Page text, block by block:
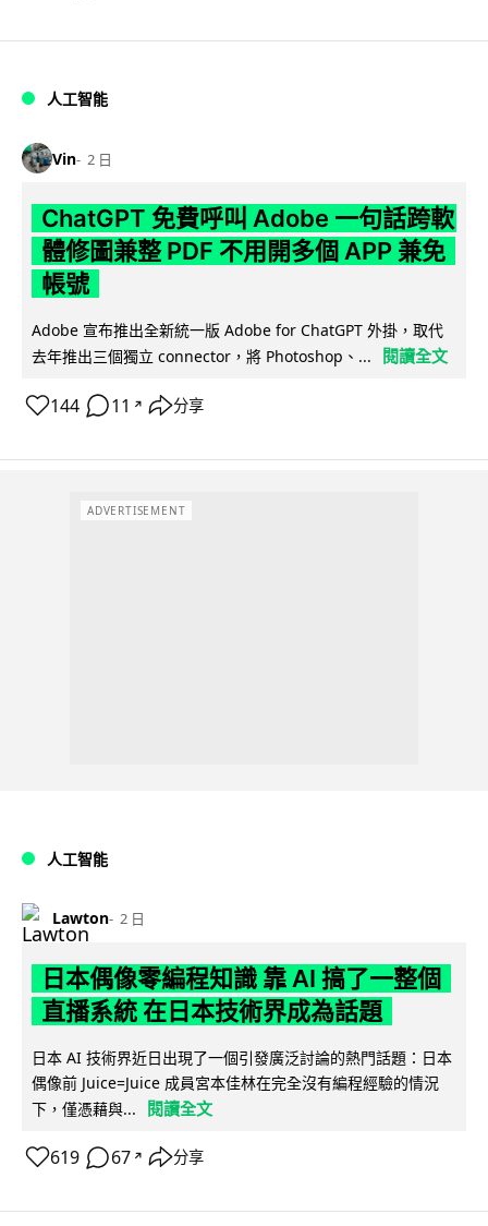
人工智能
Vin 2 日
ChatGPT 免費呼叫 Adobe 一句話跨軟
體修圖兼整 PDF 不用開多個 APP 兼免
帳號
Adobe 宣布推出全新統一版 Adobe for ChatGPT 外掛，取代
去年推出三個獨立 connector，將 Photoshop、...
閱讀全文
144 11 ↗ 分享
ADVERTISEMENT
人工智能
Lawton 2 日
日本偶像零編程知識 靠 AI 搞了一整個
直播系統 在日本技術界成為話題
日本 AI 技術界近日出現了一個引發廣泛討論的熱門話題：日本
偶像前 Juice=Juice 成員宮本佳林在完全沒有編程經驗的情況
下，僅憑藉與...
閱讀全文
619 67 ↗ 分享